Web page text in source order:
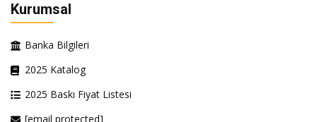
Kurumsal
Banka Bilgileri
2025 Katalog
2025 Baskı Fiyat Listesi
[email protected]